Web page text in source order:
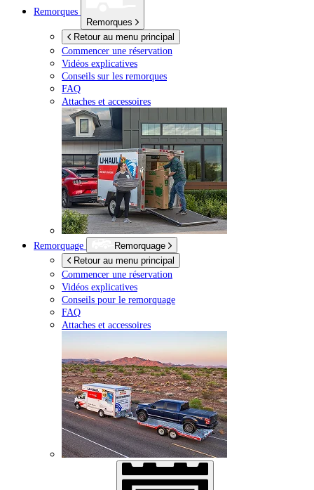
Remorques
Remorques
Retour au menu principal
Commencer une réservation
Vidéos explicatives
Conseils sur les remorques
FAQ
Attaches et accessoires
Remorquage
Remorquage
Retour au menu principal
Commencer une réservation
Vidéos explicatives
Conseils pour le remorquage
FAQ
Attaches et accessoires